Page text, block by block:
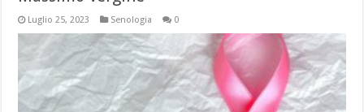
Luglio 25, 2023 Senologia 0